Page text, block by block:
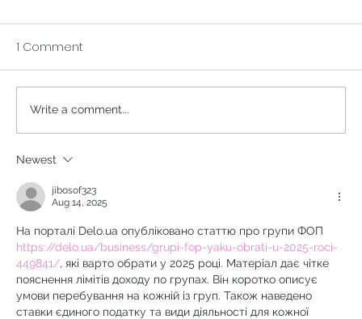
A Buddhist Parable
1 Comment
Write a comment...
Newest
jibosof323
Aug 14, 2025
На порталі Delo.ua опубліковано статтю про групи ФОП
https://delo.ua/business/grupi-fop-yaku-obrati-u-2025-roci-
449841/, які варто обрати у 2025 році. Матеріал дає чітке
пояснення лімітів доходу по групах. Він коротко описує
умови перебування на кожній із груп. Також наведено
ставки єдиного податку та види діяльності для кожної